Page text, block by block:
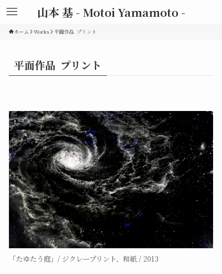
山本 基 - Motoi Yamamoto -
ホーム Works 平面作品 プリント
平面作品 プリント
「たゆたう庭」/ ジクレープリント、和紙 / 2013